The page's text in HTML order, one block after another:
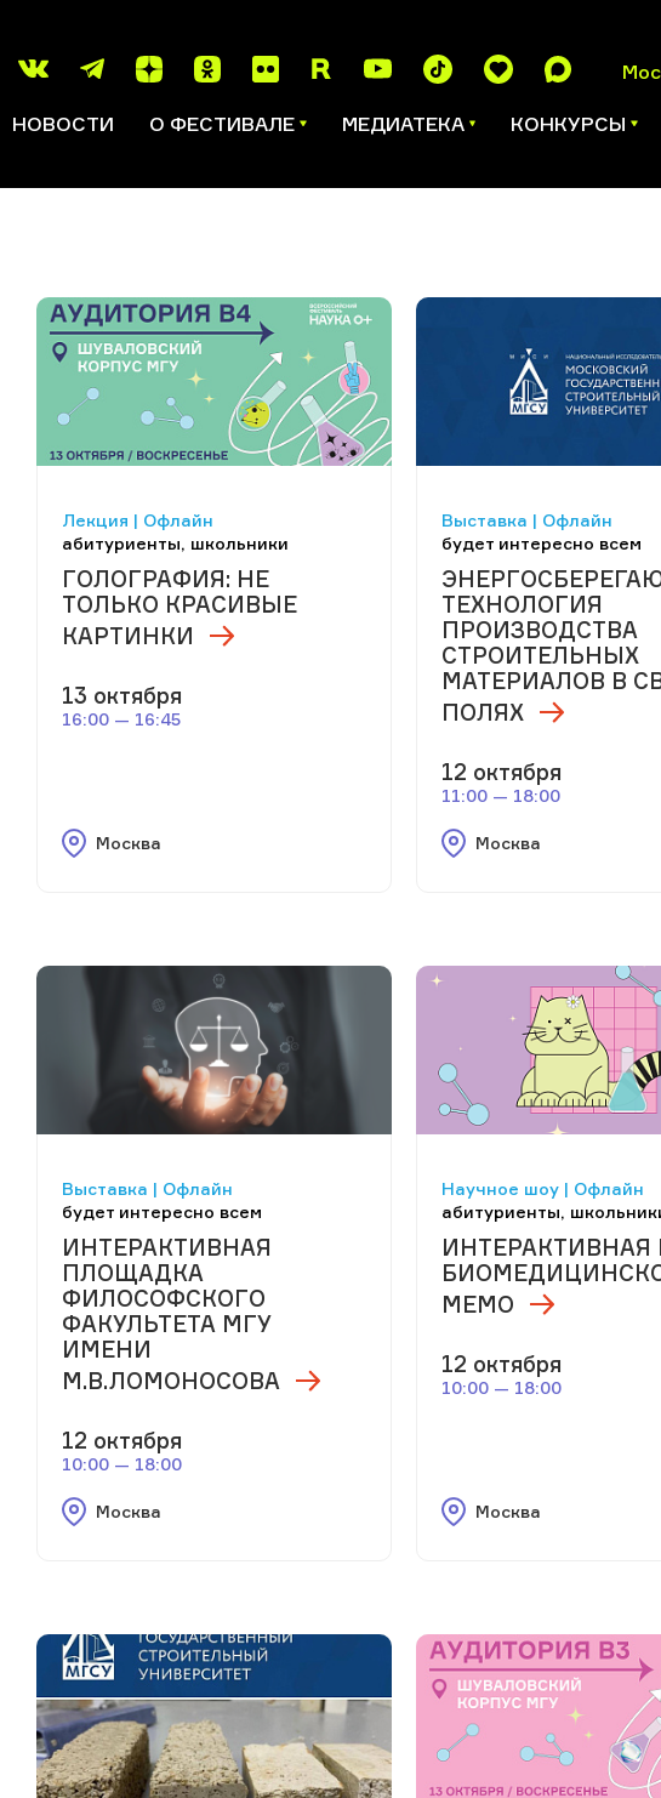
НОВОСТИ О ФЕСТИВАЛЕ МЕДИАТЕКА КОНКУРСЫ
Лекция | Офлайн
абитуриенты, школьники
ГОЛОГРАФИЯ: НЕ
ТОЛЬКО КРАСИВЫЕ
КАРТИНКИ
13 октября
16:00 — 16:45
Москва
Выставка | Офлайн
будет интересно всем
ТЕХНОЛОГИЯ
ПРОИЗВОДСТВА
СТРОИТЕЛЬНЫХ
МАТЕРИАЛОВ В
ПОЛЯХ
12 октября
11:00 — 18:00
Москва
Выставка | Офлайн
будет интересно всем
ИНТЕРАКТИВНАЯ
ПЛОЩАДКА
ФИЛОСОФСКОГО
ФАКУЛЬТЕТА МГУ
ИМЕНИ
М.В.ЛОМОНОСОВА
12 октября
10:00 — 18:00
Москва
Научное шоу | Офлайн
абитуриенты,
ИНТЕРАКТИВНАЯ
МЕМО
12 октября
10:00 — 18:00
Москва